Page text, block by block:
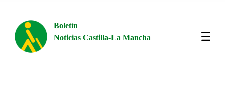
Boletín
Noticias Castilla-La Mancha